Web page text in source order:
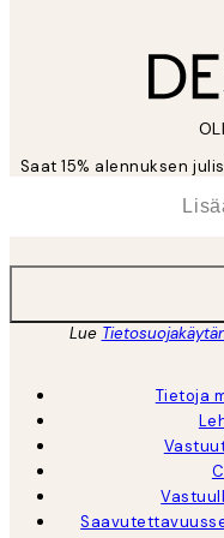
Saat 15% alennuksen
Lue
Tietoja